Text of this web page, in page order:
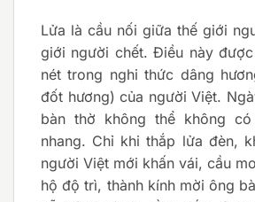
Lửa là cầu nối giữa thế giới
giới người chết. Điều này
nét trong nghi thức dâng
đốt hương) của người Việt.
bàn thờ không thể không
nhang. Chỉ khi thắp lửa đèn,
người Việt mới khấn vái, cầu
hộ độ trì, thành kính mời ông